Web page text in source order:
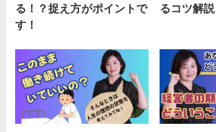
る！？捉え方がポイントで
す！
るコツ解説